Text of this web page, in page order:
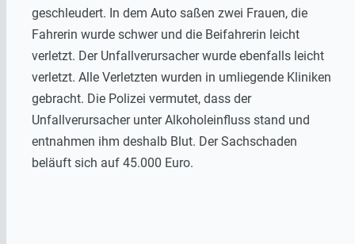
geschleudert. In dem Auto saßen zwei Frauen, die
Fahrerin wurde schwer und die Beifahrerin leicht
verletzt. Der Unfallverursacher wurde ebenfalls leicht
verletzt. Alle Verletzten wurden in umliegende Kliniken
gebracht. Die Polizei vermutet, dass der
Unfallverursacher unter Alkoholeinfluss stand und
entnahmen ihm deshalb Blut. Der Sachschaden
beläuft sich auf 45.000 Euro.